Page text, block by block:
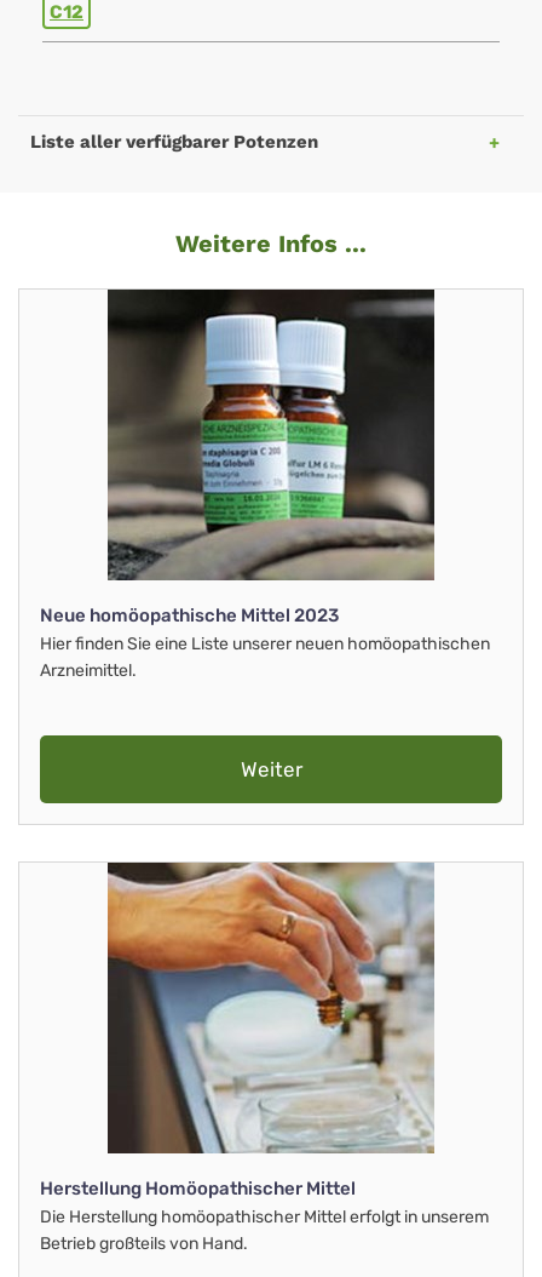
C12
Liste aller verfügbarer Potenzen
Weitere Infos ...
Neue homöopathische Mittel 2023
Hier finden Sie eine Liste unserer neuen homöopathischen
Arzneimittel.
Weiter
Herstellung Homöopathischer Mittel
Die Herstellung homöopathischer Mittel erfolgt in unserem
Betrieb großteils von Hand.